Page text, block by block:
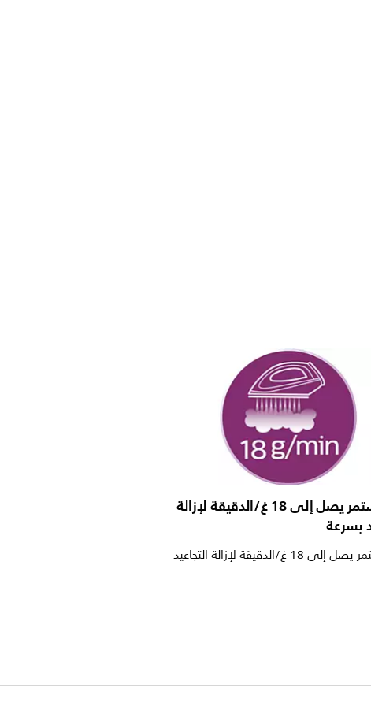
بخار مستمر يصل إلى 18 غ/الدقيقة لإزالة
بسرعة
بخار مستمر يصل إلى 18 غ/الدقيقة لإزالة التجاعيد